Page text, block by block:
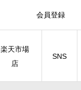
会員登録
楽天市場
店
SNS